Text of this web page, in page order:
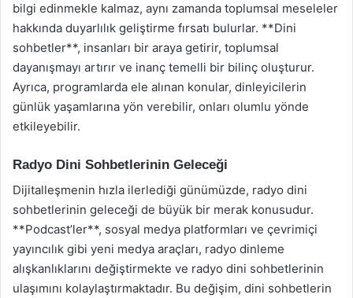
bilgi edinmekle kalmaz, aynı zamanda toplumsal meseleler
hakkında duyarlılık geliştirme fırsatı bulurlar. **Dini
sohbetler**, insanları bir araya getirir, toplumsal
dayanışmayı artırır ve inanç temelli bir bilinç oluşturur.
Ayrıca, programlarda ele alınan konular, dinleyicilerin
günlük yaşamlarına yön verebilir, onları olumlu yönde
etkileyebilir.
Radyo Dini Sohbetlerinin Geleceği
Dijitalleşmenin hızla ilerlediği günümüzde, radyo dini
sohbetlerinin geleceği de büyük bir merak konusudur.
**Podcast’ler**, sosyal medya platformları ve çevrimiçi
yayıncılık gibi yeni medya araçları, radyo dinleme
alışkanlıklarını değiştirmekte ve radyo dini sohbetlerinin
ulaşımını kolaylaştırmaktadır. Bu değişim, dini sohbetlerin